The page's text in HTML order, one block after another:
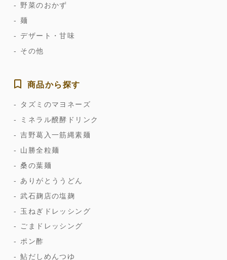
野菜のおかず
麺
デザート・甘味
その他
商品から探す
タズミのマヨネーズ
ミネラル醗酵ドリンク
吉野葛入一筋縄素麺
山勝全粒麺
桑の葉麺
ありがとううどん
武石麹店の塩麹
玉ねぎドレッシング
ごまドレッシング
ポン酢
鮎だしめんつゆ